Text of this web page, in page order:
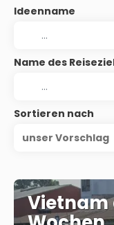
Ideenname
Name des
Sortieren nach
unser Vorschlag
Vietnam